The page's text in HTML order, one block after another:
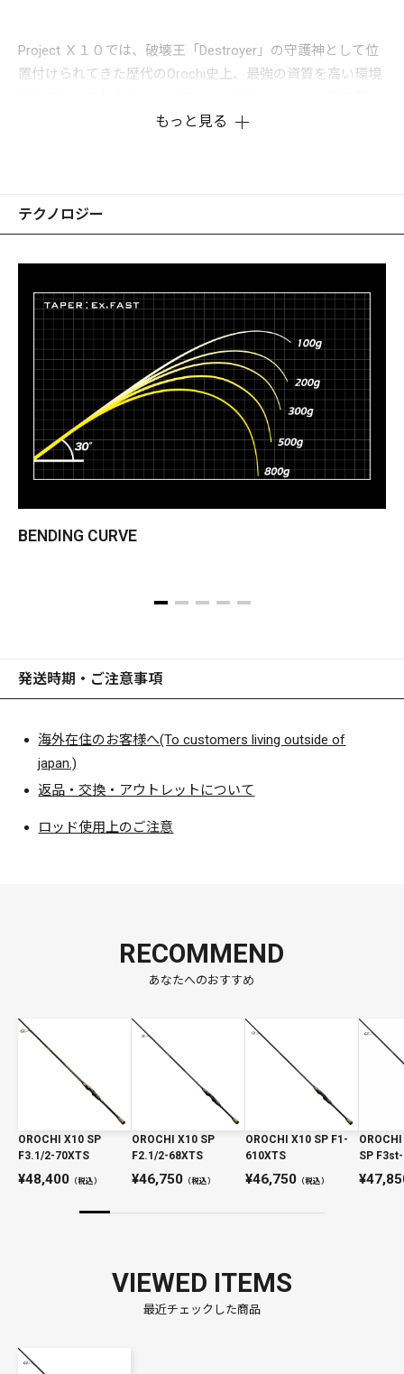
Project Ｘ１０では、破壊王「Destroyer」の守護神として位
置付けられてきた歴代のOrochi史上、最強の資質を高い環境
たのだ。新たな守護神が得たウルトラパフォーマンスの核心
して構成し、制振性能と衝撃吸収性能を驚異的に高めてい
る。これまで強靭でトルクフルな特性を発揮してきたファイ
バーグラス素材を上回る引張強度を圧倒的な「軽さ」で実
ことにも成功した。Project X10のチームは持続可能なロッド
製造を目指し、自然素材由来の「X10」はメガバスのロッド
製造過程において、CO₂排出量をカーボンファイバーロッド
の20分の1にまで低減化させることに貢献する。「X10」
は、これまでアイティオーエンジニアリングが関与してきた
あらゆる複合素材の中で最も持続的、かつ機能性を高められ
る素材として、ワンチャンスの記録樹立に挑むレーシングマ
シンや航空宇宙産業など、優位的結果が求められる特殊分野
イバー、「X10」は、最もシャフトに応力荷重がかかるベリ
ニックファイバーによる高い制振性能がシャフトの軸ブレを
にはラグの無いリニアなルアーコントローラビリティを発
揮、かつ強靭な高剛性を圧倒的な軽さで実現させるためだ。
ー構造は、「X10」コンポジットシャフトの軽快なバランシ
ング性能と高感度な伝達性能を一段と高めて引き出すもの
その圧倒的なパフォーマンスが切り拓くのは、アナザーワー
もっと見る
テクノロジー
BENDING CURVE
発送時期・ご注意事項
海外在住のお客様へ(To customers living outside of
japan.)
返品・交換・アウトレットについて
ロッド使用上のご注意
RECOMMEND
あなたへのおすすめ
OROCHI X10 SP
F3.1/2-70XTS
48,400 （税込）
OROCHI X10 SP
F2.1/2-68XTS
46,750（税込）
OROCHI X10 SP F1-
610XTS
46,750（税込）
SP
VIEWED ITEMS
最近チェックした商品